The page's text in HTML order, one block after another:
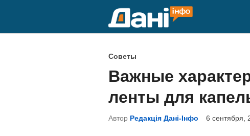
О
п
у
б
Советы
Важные
ленты для
Автор Редакція Дані-Інфо 6 сентября,